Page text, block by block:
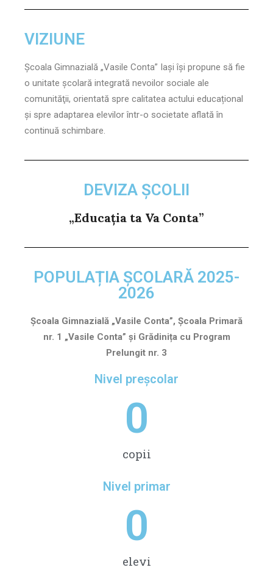
VIZIUNE
Şcoala Gimnazială „Vasile Conta” Iași își propune să fie
o unitate școlară integrată nevoilor sociale ale
comunităţii, orientată spre calitatea actului educațional
și spre adaptarea elevilor într-o societate aflată în
continuă schimbare.
DEVIZA ȘCOLII
„Educația ta Va Conta”
POPULAȚIA ȘCOLARĂ 2025-
2026
Școala Gimnazială „Vasile Conta”, Școala Primară
nr. 1 „Vasile Conta” și Grădinița cu Program
Prelungit nr. 3
Nivel preșcolar
0
copii
Nivel primar
0
elevi